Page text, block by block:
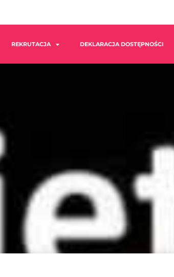
REKRUTACJA DEKLARACJA DOSTĘPNOŚCI